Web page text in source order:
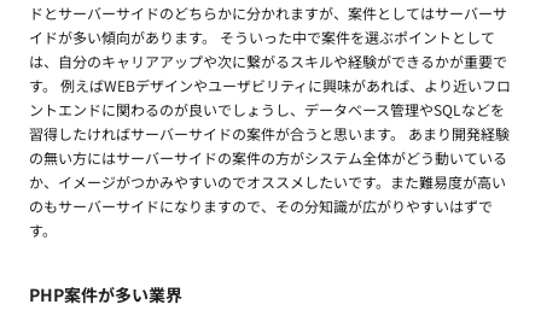
ドとサーバーサイドのどちらかに分かれますが、案件としてはサーバーサ
イドが多い傾向があります。 そういった中で案件を選ぶポイントとして
は、自分のキャリアアップや次に繋がるスキルや経験ができるかが重要で
す。 例えばWEBデザインやユーザビリティに興味があれば、より近いフロ
ントエンドに関わるのが良いでしょうし、データベース管理やSQLなどを
習得したければサーバーサイドの案件が合うと思います。 あまり開発経験
の無い方にはサーバーサイドの案件の方がシステム全体がどう動いている
か、イメージがつかみやすいのでオススメしたいです。また難易度が高い
のもサーバーサイドになりますので、その分知識が広がりやすいはずで
す。
PHP案件が多い業界